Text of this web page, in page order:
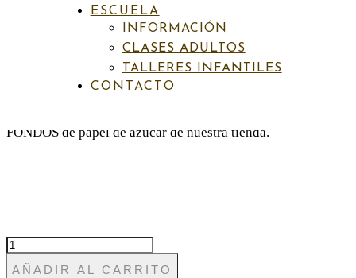
ESCUELA
INFORMACIÓN
CLASES ADULTOS
TALLERES INFANTILES
CONTACTO
IVA incluído
PAPEL DE AZÚCAR
FONDOS de papel de azúcar de nuestra tienda.
FON
TROPIC
5AÑADIR AL CARRITO